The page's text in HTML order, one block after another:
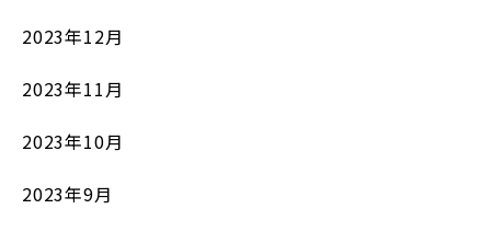
2023年12月
2023年11月
2023年10月
2023年9月